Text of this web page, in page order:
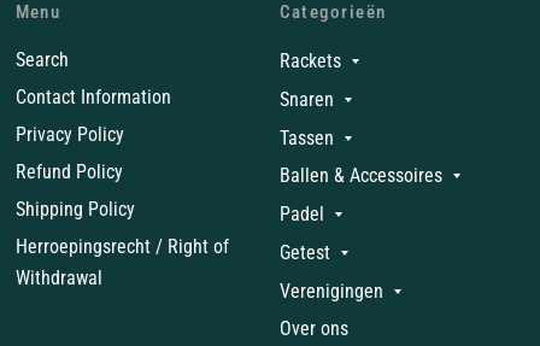
Menu
Search
Contact Information
Privacy Policy
Refund Policy
Shipping Policy
Herroepingsrecht / Right of
Withdrawal
Categorieën
Rackets
Snaren
Tassen
Ballen & Accessoires
Padel
Getest
Verenigingen
Over ons